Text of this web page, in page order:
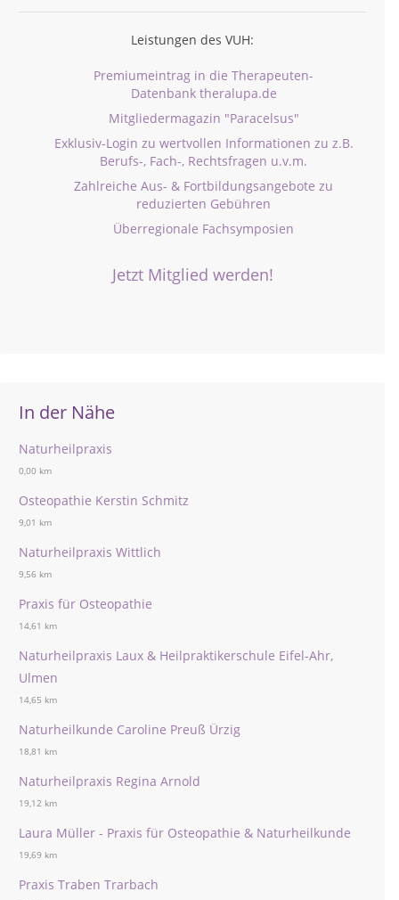
Leistungen des VUH:
Premiumeintrag in die Therapeuten-
Datenbank theralupa.de
Mitgliedermagazin "Paracelsus"
Exklusiv-Login zu wertvollen Informationen zu z.B.
Berufs-, Fach-, Rechtsfragen u.v.m.
Zahlreiche Aus- & Fortbildungsangebote zu
reduzierten Gebühren
Überregionale Fachsymposien
Jetzt Mitglied werden!
In der Nähe
Naturheilpraxis
0,00 km
Osteopathie Kerstin Schmitz
9,01 km
Naturheilpraxis Wittlich
9,56 km
Praxis für Osteopathie
14,61 km
Naturheilpraxis Laux & Heilpraktikerschule Eifel-Ahr,
Ulmen
14,65 km
Naturheilkunde Caroline Preuß Ürzig
18,81 km
Naturheilpraxis Regina Arnold
19,12 km
Laura Müller - Praxis für Osteopathie & Naturheilkunde
19,69 km
Praxis Traben Trarbach